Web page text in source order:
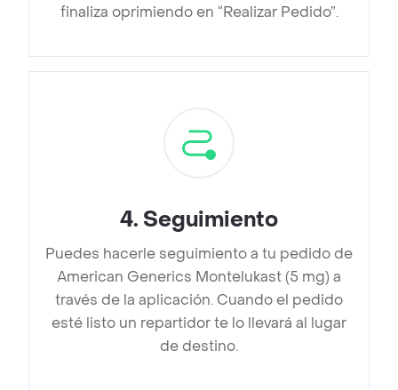
finaliza oprimiendo en “Realizar Pedido”.
4. Seguimiento
Puedes hacerle seguimiento a tu pedido de
American Generics Montelukast (5 mg) a
través de la aplicación. Cuando el pedido
esté listo un repartidor te lo llevará al lugar
de destino.